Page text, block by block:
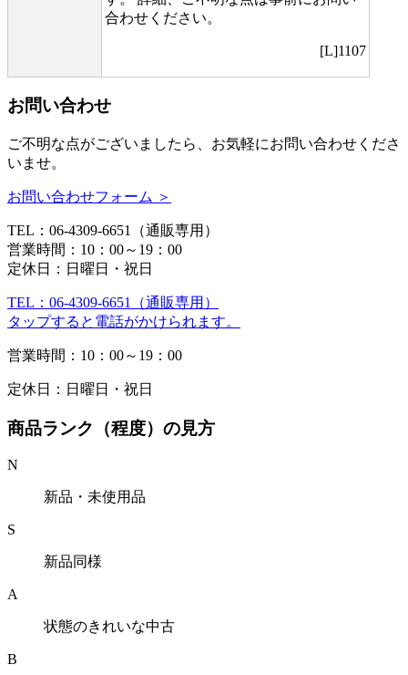
合わせください。
[L]1107
お問い合わせ
ご不明な点がございましたら、お気軽にお問い合わせくださ
いませ。
お問い合わせフォーム ＞
TEL：06-4309-6651（通販専用）
営業時間：10：00～19：00
定休日：日曜日・祝日
TEL：06-4309-6651（通販専用）
タップすると電話がかけられます。
営業時間：10：00～19：00
定休日：日曜日・祝日
商品ランク（程度）の見方
N
新品・未使用品
S
新品同様
A
状態のきれいな中古
B